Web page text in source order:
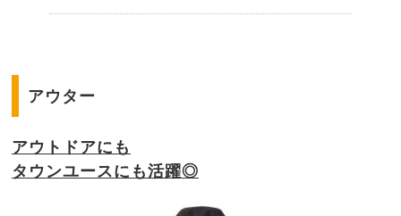
アウター
アウトドアにも
タウンユースにも活躍◎